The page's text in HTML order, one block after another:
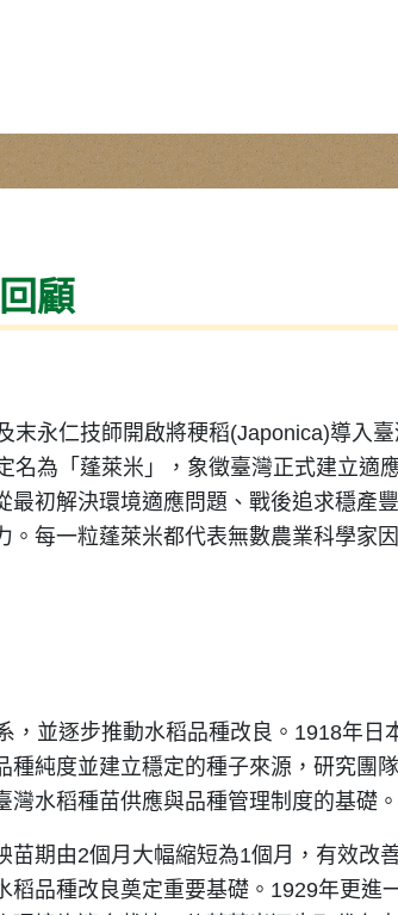
顧
末永仁技師開啟將稉稻(Japonica)導入
名為「蓬萊米」，象徵臺灣正式建立
初解決環境適應問題、戰後追求穩產
每一粒蓬萊米都代表無數農業科學家
，並逐步推動水稻品種改良。1918年
純度並建立穩定的種子來源，研究團
水稻種苗供應與品種管理制度的基礎。
期由2個月大幅縮短為1個月，有效改
品種改良奠定重要基礎。1929年更進